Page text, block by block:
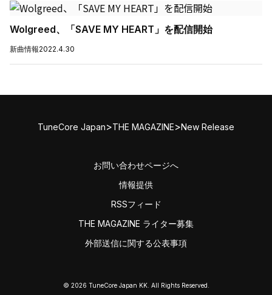
Wolgreed、「SAVE MY HEART」を配信開始
新曲情報2022.4.30
TuneCore Japan>THE MAGAZINE>New Release
お問い合わせページへ
情報提供
RSSフィード
THE MAGAZINE ライター募集
外部送信に関する公表事項
© 2026 TuneCore Japan KK. All Rights Reserved.